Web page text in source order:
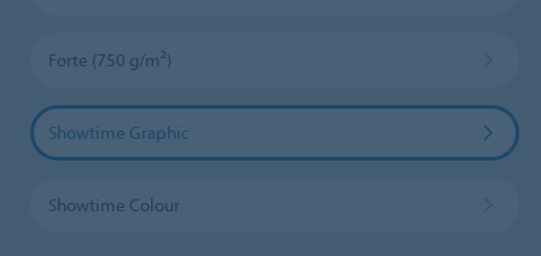
Forte (750 g/m²)
Showtime Graphic
Showtime Colour